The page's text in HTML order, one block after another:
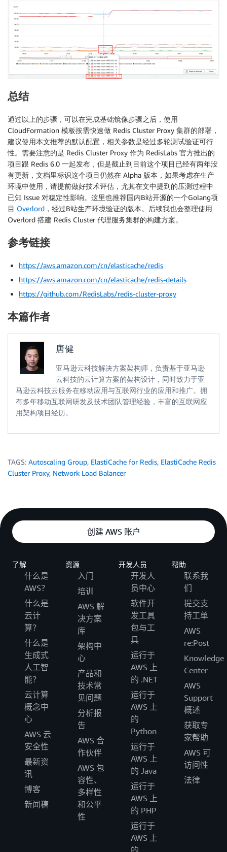
总结
通过以上的步骤，可以在完成基础镜像步骤之后，使用
CloudFormation 模板按需快速做 Redis Cluster Proxy 集群的部署，
建议使用本文推荐的默认配置，相关参数是经过多轮测试验证可行
性。需要注意的是 Redis Cluster Proxy 作为 RedisLabs 官方推出的
项目跟 Redis 6.0 一起发布，但是截止到目前这个项目已经有两年没
有更新，文档里标识这个项目仍然在 Alpha 版本，如果考虑在生产
环境中使用，请提前做好技术评估，尤其在文中提到的压测过程中
已知 Issue 对稳定性影响。这里也推荐国内B站开源的一个Golang项
目 Overlord ，经过B站生产环境验证的版本。后续我也会整理使用
Overlord 搭建 Redis Cluster 代理服务集群的构建方案。
参考链接
https://aws.amazon.com/cn/elasticache/redis
https://aws.amazon.com/cn/elasticache/redis-details
https://github.com/RedisLabs/redis-cluster-proxy
本篇作者
唐健
亚马逊云科技解决方案架构师，负责基于亚马逊
云科技的云计算方案的架构设计，同时致力于亚
马逊云科技云服务在移动应用与互联网行业的应用和推广。拥
有多年移动互联网研发及技术团队管理经验，丰富的互联网应
用架构项目经历。
TAGS: Autoscaling Group, ElastiCache for Redis, ElastiCache Redis
Cluster Proxy, Network Load Balancer
创建 AWS 账户
了解
什么是
AWS？
什么是
云计
算？
什么是
生成式
人工智
能？
云计算
概念中
心
AWS 云
安全性
最新资
讯
博客
新闻稿
资源
入门
培训
AWS 解
决方案
库
架构中
心
产品和
技术常
见问题
分析报
告
AWS 合
作伙伴
AWS 包
容性、
多样性
和公平
性
开发人员
开发人
员中心
软件开
发工具
包与工
具
运行于
AWS 上
的 .NET
运行于
AWS 上
的
Python
运行于
AWS 上
的 Java
运行于
AWS 上
的 PHP
运行于
AWS 上
帮助
联系我
们
提交支
持工单
AWS
re:Post
Knowledge
Center
AWS
Support
概述
获取专
家帮助
AWS 可
访问性
法律